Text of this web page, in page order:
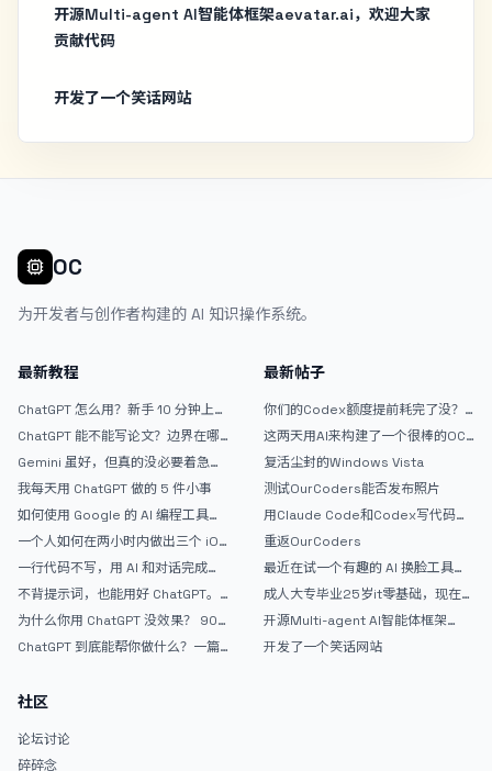
开源Multi-agent AI智能体框架aevatar.ai，欢迎大家
贡献代码
开发了一个笑话网站
OC
为开发者与创作者构建的 AI 知识操作系统。
最新教程
ChatGPT 怎么用？新手 10 分钟上手
ChatGPT 能不能写论文？边界在哪
Gemini 虽好，但真的没必要着急放
弃 ChatGPT
我每天用 ChatGPT 做的 5 件小事
如何使用 Google 的 AI 编程工具
AntiGravity：独立开发者的新时代
武器
一个人如何在两小时内做出三个 iOS
APP？｜AntiGravity + Gemini 3 实
战完整记录
一行代码不写，用 AI 和对话完成一
个完整网站：《图书天堂》实战记录
不背提示词，也能用好 ChatGPT。
一个万能提问模板
为什么你用 ChatGPT 没效果？ 90%
的人第一步就问错了
ChatGPT 到底能帮你做什么？一篇
最新帖子
你们的Codex额度提前耗完了没？
戒断反应如何？
这两天用AI来构建了一个很棒的OC
论坛精华区
复活尘封的Windows Vista
测试OurCoders能否发布照片
用Claude Code和Codex写代码真
的爽，但是App怎么挣钱还是很难啊
重返OurCoders
最近在试一个有趣的 AI 换脸工具，
效果挺不错
成人大专毕业25岁it零基础，现在想
考软件设计师，有什么好的建议吗，
谢谢！
开源Multi-agent AI智能体框架
aevatar.ai，欢迎大家贡献代码
开发了一个笑话网站
社区
论坛讨论
碎碎念